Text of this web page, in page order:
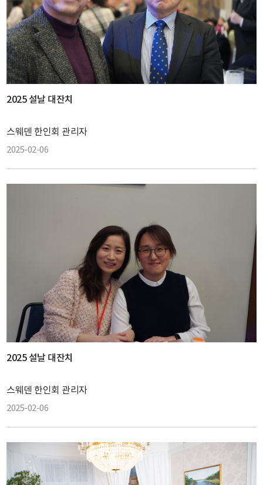
2025 설날 대잔치
스웨덴 한인회 관리자
2025-02-06
2025 설날 대잔치
스웨덴 한인회 관리자
2025-02-06